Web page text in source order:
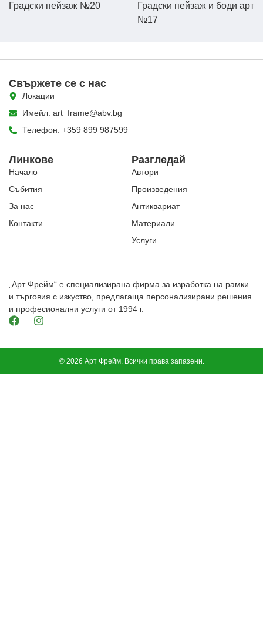
Градски пейзаж №20
Градски пейзаж и боди арт
№17
„Арт Фрейм“ е специализирана фирма за изработка на рамки
и търговия с изкуство, предлагаща персонализирани решения
и професионални услуги от 1994 г.
Разгледай
Автори
Произведения
Антиквариат
Материали
Услуги
Линкове
Начало
Събития
За нас
Контакти
Свържете се с нас
Локации
Имейл: art_frame@abv.bg
Телефон: +359 899 987599
© 2026 Арт Фрейм. Всички права запазени.